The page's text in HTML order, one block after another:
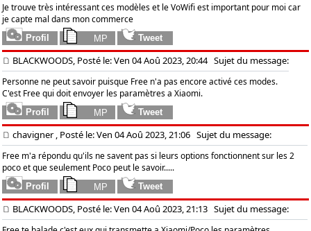
Je trouve très intéressant ces modèles et le VoWifi est important pour moi car
je capte mal dans mon commerce
BLACKWOODS, Posté le: Ven 04 Aoû 2023, 20:44Sujet du message:
Personne ne peut savoir puisque Free n'a pas encore activé ces modes.
C'est Free qui doit envoyer les paramètres a Xiaomi.
chavigner, Posté le: Ven 04 Aoû 2023, 21:06 Sujet du message:
Free m'a répondu qu'ils ne savent pas si leurs options fonctionnent sur les 2
poco et que seulement Poco peut le savoir.....
BLACKWOODS, Posté le: Ven 04 Aoû 2023, 21:13 Sujet du message: